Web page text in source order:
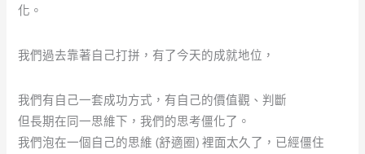
化。
我們過去靠著自己打拼，有了今天的成就地位，
我們有自己一套成功方式，有自己的價值觀、判斷
但長期在同一思維下，我們的思考僵化了。
我們泡在一個自己的思維 (舒適圈) 裡面太久了，已經僵住